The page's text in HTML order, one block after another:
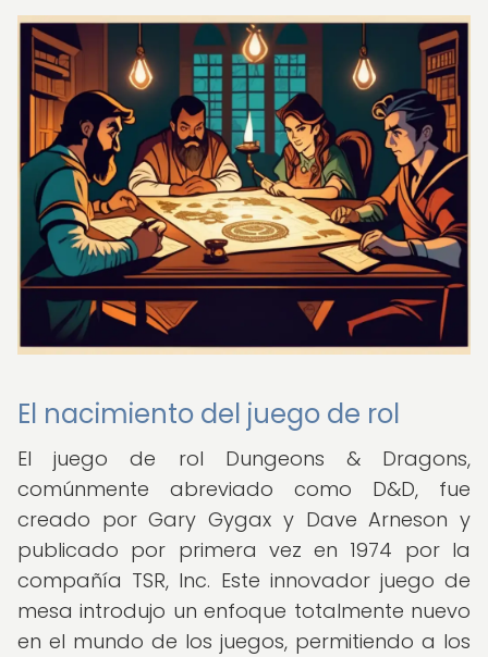
El nacimiento del juego de rol
El juego de rol Dungeons & Dragons,
comúnmente abreviado como D&D, fue
creado por Gary Gygax y Dave Arneson y
publicado por primera vez en 1974 por la
compañía TSR, Inc. Este innovador juego de
mesa introdujo un enfoque totalmente nuevo
en el mundo de los juegos, permitiendo a los